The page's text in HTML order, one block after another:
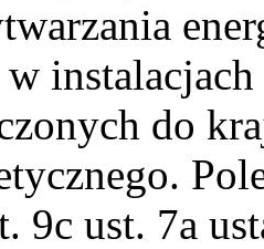
w
do
9c ust. 7a